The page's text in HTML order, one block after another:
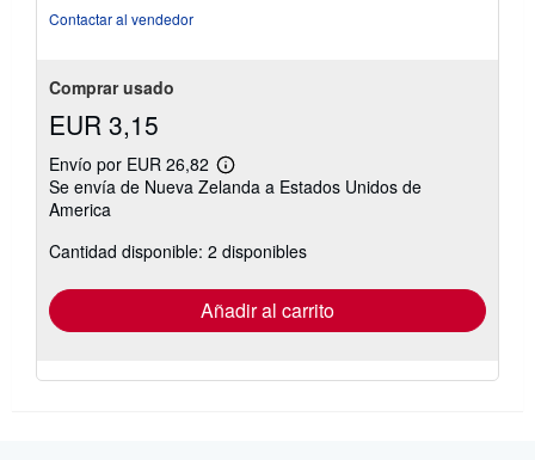
Contactar al vendedor
Comprar usado
EUR 3,15
Envío por EUR 26,82
Más
información
tarifas
de
Se envía de Nueva Zelanda a Estados Unidos de
America
Cantidad disponible: 2 disponibles
Añadir al carrito